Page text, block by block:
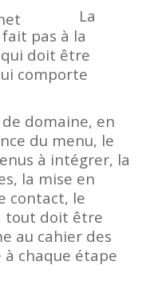
La
pas à la
qui doit être
comporte
domaine, en
du menu, le
à intégrer, la
la mise en
contact, le
tout doit être
au cahier des
à chaque étape